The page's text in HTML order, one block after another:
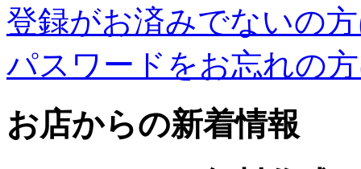
登録がお済みでないの
パスワードをお忘れの
お店からの新着情報